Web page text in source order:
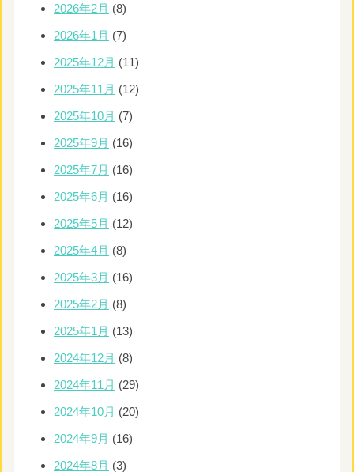
2026年2月 (8)
2026年1月 (7)
2025年12月 (11)
2025年11月 (12)
2025年10月 (7)
2025年9月 (16)
2025年7月 (16)
2025年6月 (16)
2025年5月 (12)
2025年4月 (8)
2025年3月 (16)
2025年2月 (8)
2025年1月 (13)
2024年12月 (8)
2024年11月 (29)
2024年10月 (20)
2024年9月 (16)
2024年8月 (3)